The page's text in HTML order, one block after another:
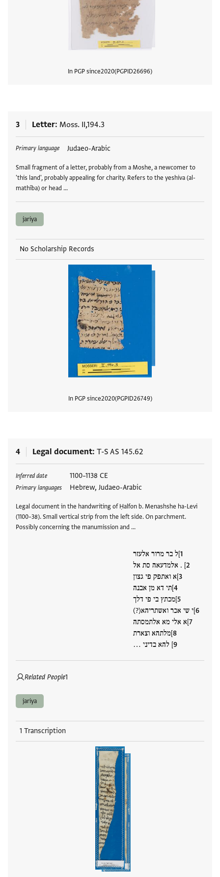
In PGP since2020 PGPID26696
3 Letter Moss. II,194.3
Primary language Judaeo-Arabic
Small fragment of a letter, probably from a Moshe, a newcomer to
'this land', probably appealing for charity. Refers to the yeshiva (al-
mathība) or head …
Tags
jariya
No Scholarship Records
In PGP since2020 PGPID26749
4 Legal document T-S AS 145.62
Inferred date 1100–1138 CE
Primary languages Hebrew, Judaeo-Arabic
Legal document in the handwriting of Ḥalfon b. Menashshe ha-Levi
(1100–38). Small vertical strip from the left side. On parchment.
Possibly concerning the manumission and …
]ל בר מרור אלעזר
] . אלמדעאה סת אל
]א ואתפק פי גצון
]תי דא מן אבנה
]מכתץ בי פי דלך
]י שי אכר ואשתריהא(?)
]א אלי מא אלתמסתה
]מלתהא וצארת
] להא בדיני …
Related People1
Tags
jariya
1 Transcription